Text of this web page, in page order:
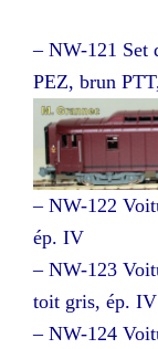
– NW-121 Set
PEZ, brun
– NW-122
ép. IV
– NW-123
toit gris, ép. IV
– NW-124